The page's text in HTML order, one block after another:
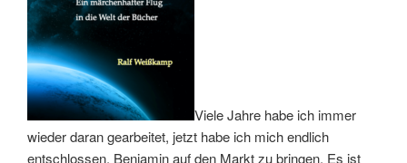
Viele Jahre habe ich immer
wieder daran gearbeitet, jetzt habe ich mich endlich
entschlossen, Benjamin auf den Markt zu bringen. Es ist